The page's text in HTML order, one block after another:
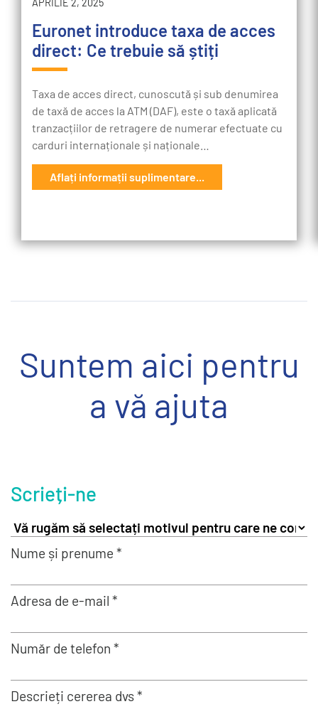
APRILIE 2, 2025
Euronet introduce taxa de acces
direct: Ce trebuie să știți
Taxa de acces direct, cunoscută și sub denumirea
de taxă de acces la ATM (DAF), este o taxă aplicată
tranzacțiilor de retragere de numerar efectuate cu
carduri internaționale și naționale…
Aflați informații suplimentare...
Suntem aici pentru
a vă ajuta
Scrieți-ne
Nume și prenume *
Adresa de e-mail *
Număr de telefon *
Descrieți cererea dvs *